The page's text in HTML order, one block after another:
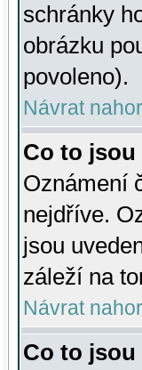
schránky
obrázku
povoleno).
Návrat
Co to jsou
Oznámení
nejdříve.
jsou
záleží na
Návrat
Co to jsou